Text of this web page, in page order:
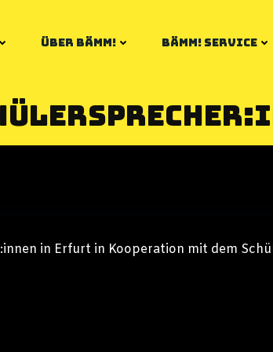
ÜBER BÄMM! BÄMM! SERVICE
in Erfurt in Kooperation mit dem